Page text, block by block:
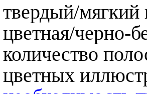
твердый/мягкий
цветная/черно-
количество
цветных